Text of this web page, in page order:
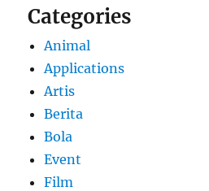
Categories
Animal
Applications
Artis
Berita
Bola
Event
Film